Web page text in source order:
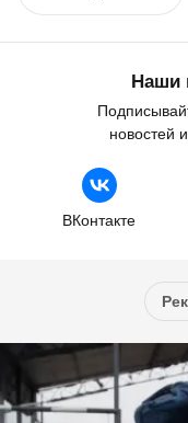
Наши
новостей
ВКонтакте